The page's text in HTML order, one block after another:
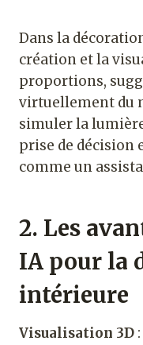
Dans la
création et la
proportions,
virtuellement du
simuler la
prise de décision
comme un
2. Les
IA pour la
intérieure
Visualisation 3D